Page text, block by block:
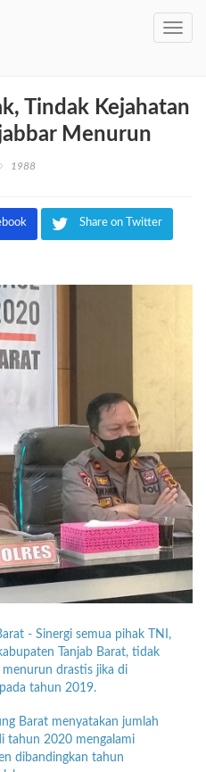
Tindak Kejahatan
Menurun
1988
Share on Twitter
- Sinergi semua pihak TNI,
Tanjab Barat, tidak
drastis jika di
tahun 2019.
Barat menyatakan jumlah
tahun 2020 mengalami
dibandingkan tahun